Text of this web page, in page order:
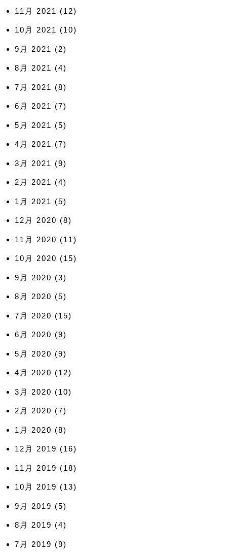
11月 2021 (12)
10月 2021 (10)
9月 2021 (2)
8月 2021 (4)
7月 2021 (8)
6月 2021 (7)
5月 2021 (5)
4月 2021 (7)
3月 2021 (9)
2月 2021 (4)
1月 2021 (5)
12月 2020 (8)
11月 2020 (11)
10月 2020 (15)
9月 2020 (3)
8月 2020 (5)
7月 2020 (15)
6月 2020 (9)
5月 2020 (9)
4月 2020 (12)
3月 2020 (10)
2月 2020 (7)
1月 2020 (8)
12月 2019 (16)
11月 2019 (18)
10月 2019 (13)
9月 2019 (5)
8月 2019 (4)
7月 2019 (9)